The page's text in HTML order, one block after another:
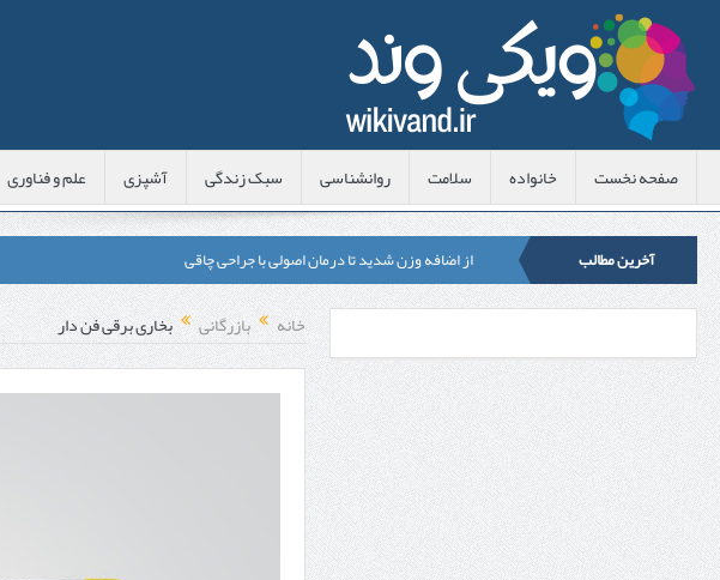
صفحه نخست خانواده سلامت روانشناسی سبک زندگی آشپزی علم و فناوری
آخرین مطالب
از اضافه وزن شدید تا درمان اصولی با جراحی چاقی
لیزر موهای زائد شاتی یا رولی؟ مقایسه لیزرهای واقعی با شبه‌ لیزر در مشهد
قبل از تماس با تعمیرکار ماشین ظرفشویی وستینگهاوس این موارد را بررسی کنید
هزینه ایمپلنت دندان در ترکیه 1405 | قیمت، مزایا، معایب و مقایسه با ایران
محصولات تراست؛ بهترین گزینه برای مراقبت از پوست
کلاس تیزهوشان برای چه دانش‌آموزانی ضروری‌تر است؟
آشنایی با هنر عاج کاری
خانه بازرگانی بخاری برقی فن دار